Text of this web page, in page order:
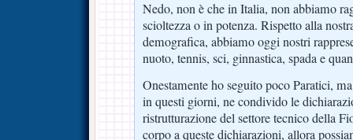
Nedo, non è che in Italia, non abbiamo
scioltezza o in potenza. Rispetto alla
demografica, abbiamo oggi nostri
nuoto, tennis, sci, ginnastica, spada e
Onestamente ho seguito poco Paratici,
in questi giorni, ne condivido le
ristrutturazione del settore tecnico della
corpo a queste dichiarazioni, allora